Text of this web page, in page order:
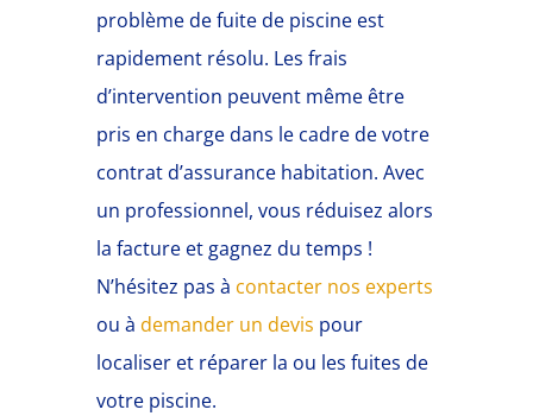
problème de fuite de piscine est
rapidement résolu. Les frais
d’intervention peuvent même être
pris en charge dans le cadre de votre
contrat d’assurance habitation. Avec
un professionnel, vous réduisez alors
la facture et gagnez du temps !
N’hésitez pas à contacter nos experts
ou à demander un devis pour
localiser et réparer la ou les fuites de
votre piscine.